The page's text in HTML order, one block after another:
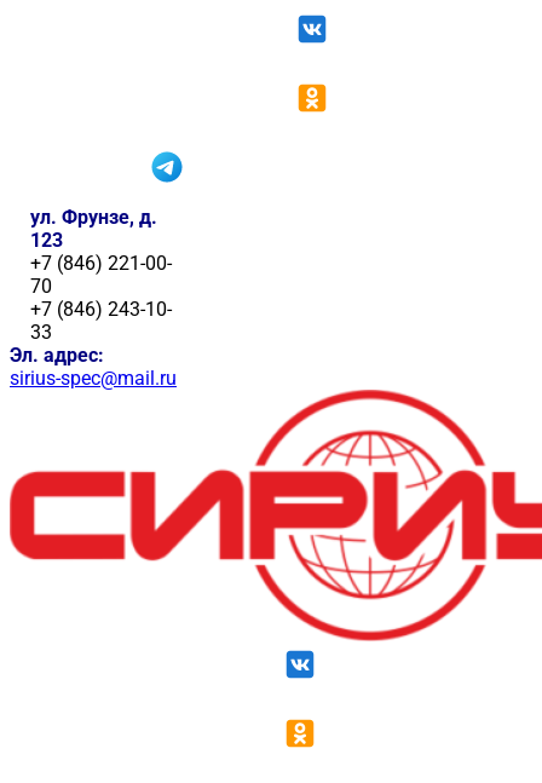
ул. Фрунзе, д.
123
+7 (846) 221-00-
70
+7 (846) 243-10-
33
Эл. адрес:
sirius-spec@mail.ru